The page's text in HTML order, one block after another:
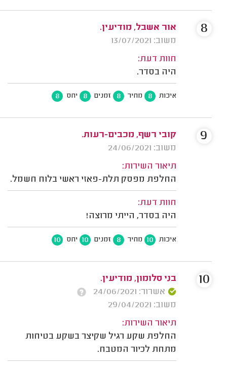
אור אשבל, מודיעין.
משוב: 13/07/2021
חוות דעת:
היה בסדר.
איכות 8 מחיר 8 זמנים 8 יחס 8
8
קובי רשף, מכבים-רעות.
משוב: 24/06/2021
תיאור השירות:
החלפת מפסק תלת-פאזי ראשי בלוח חשמל.
חוות דעת:
היה בסדר, הייתי מרוצה!
איכות 10 מחיר 8 זמנים 10 יחס 10
9
בני סלומון, מודיעין.
אשרור: 24/06/2021
משוב: 29/04/2021
תיאור השירות:
החלפת שקע רגיל שקיצר בשקע בטיחות
מתחת לכיור המטבח.
10